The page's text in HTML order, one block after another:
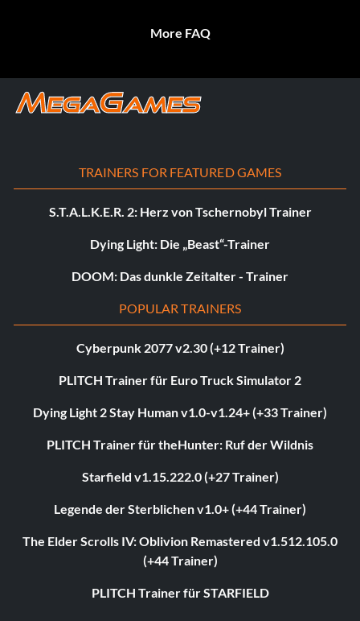
More FAQ
TRAINERS FOR FEATURED GAMES
S.T.A.L.K.E.R. 2: Herz von Tschernobyl Trainer
Dying Light: Die „Beast“-Trainer
DOOM: Das dunkle Zeitalter - Trainer
POPULAR TRAINERS
Cyberpunk 2077 v2.30 (+12 Trainer)
PLITCH Trainer für Euro Truck Simulator 2
Dying Light 2 Stay Human v1.0-v1.24+ (+33 Trainer)
PLITCH Trainer für theHunter: Ruf der Wildnis
Starfield v1.15.222.0 (+27 Trainer)
Legende der Sterblichen v1.0+ (+44 Trainer)
The Elder Scrolls IV: Oblivion Remastered v1.512.105.0
(+44 Trainer)
PLITCH Trainer für STARFIELD